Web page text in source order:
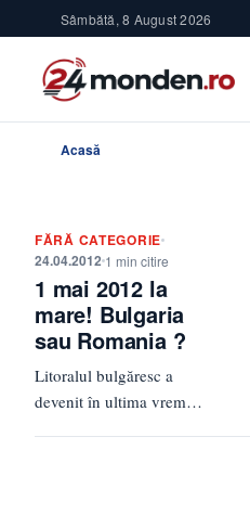
Sâmbătă, 8 August 2026
Acasă
FĂRĂ CATEGORIE
24.04.2012 1 min citire
1 mai 2012 la
mare! Bulgaria
sau Romania ?
Litoralul bulgăresc a
devenit în ultima vreme